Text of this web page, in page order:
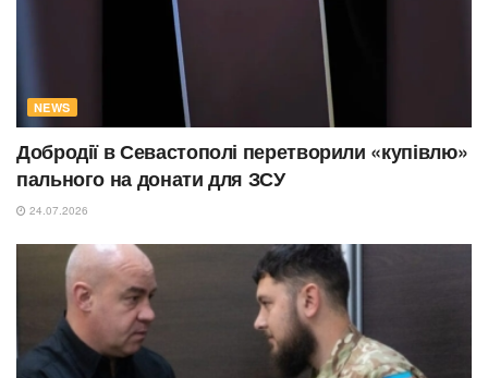
NEWS
Добродії в Севастополі перетворили «купівлю»
пального на донати для ЗСУ
24.07.2026